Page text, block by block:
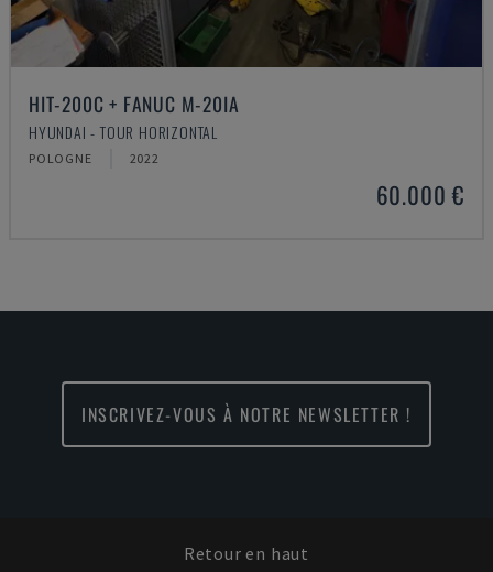
HIT-200C + FANUC M-20IA
HYUNDAI - TOUR HORIZONTAL
POLOGNE 2022
60.000 €
INSCRIVEZ-VOUS À NOTRE NEWSLETTER !
Retour en haut